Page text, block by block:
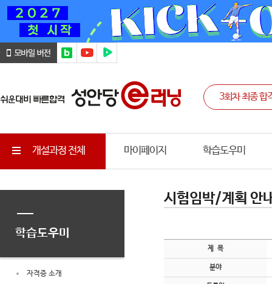
개설과정 전체 마이페이지 학습도우미
학습도우미
자격증 소개
시험임박/계획 안
제 목
분야